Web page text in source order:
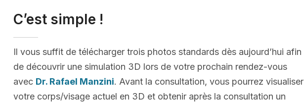
C’est simple !
Il vous suffit de télécharger trois photos standards dès aujourd’hui afin
de découvrir une simulation 3D lors de votre prochain rendez-vous
avec Dr. Rafael Manzini. Avant la consultation, vous pourrez visualiser
votre corps/visage actuel en 3D et obtenir après la consultation un